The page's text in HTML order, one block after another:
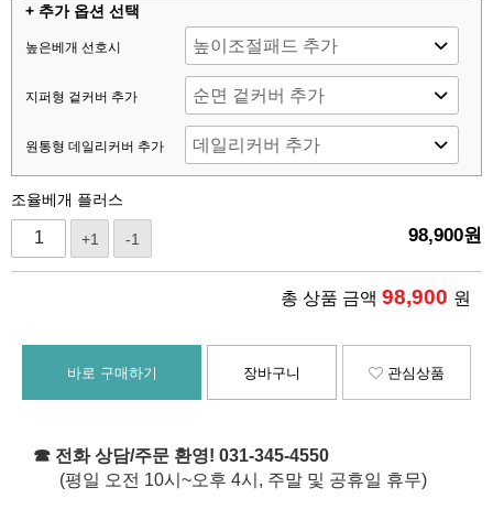
+ 추가 옵션 선택
높은베개 선호시
지퍼형 겉커버 추가
원통형 데일리커버 추가
조율베개 플러스
+1 -1 98,900원
총 상품 금액 98,900 원
바로 구매하기 장바구니 관심상품
☎ 전화 상담/주문 환영! 031-345-4550
(평일 오전 10시~오후 4시, 주말 및 공휴일 휴무)